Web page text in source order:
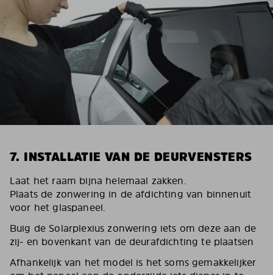
7. INSTALLATIE VAN DE DEURVENSTERS
Laat het raam bijna helemaal zakken.
Plaats de zonwering in de afdichting van binnenuit
voor het glaspaneel.
Buig de Solarplexius zonwering iets om deze aan de
zij- en bovenkant van de deurafdichting te plaatsen
Afhankelijk van het model is het soms gemakkelijker